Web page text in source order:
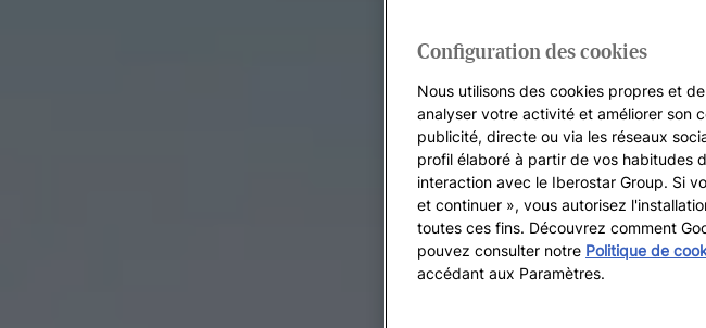
Configuration des cookies
Nous utilisons des cookies propres et
analyser votre activité et améliorer son
publicité, directe ou via les réseaux
profil élaboré à partir de vos habitudes
interaction avec le Iberostar Group. Si
et continuer », vous autorisez
toutes ces fins. Découvrez comment
pouvez consulter notre Politique de
accédant aux Paramètres.